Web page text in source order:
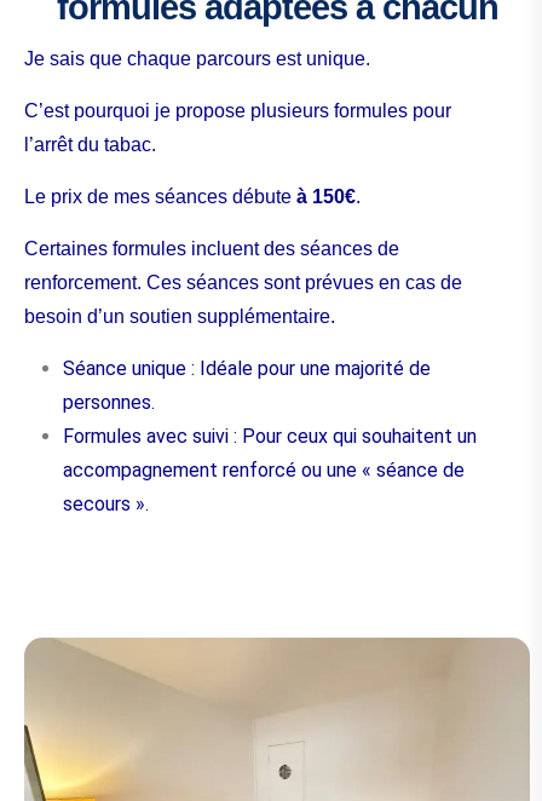
Je sais que chaque parcours est unique.
C’est pourquoi je propose plusieurs formules pour
l’arrêt du tabac.
Le prix de mes séances débute à 150€.
Certaines formules incluent des séances de
renforcement. Ces séances sont prévues en cas de
besoin d’un soutien supplémentaire.
Séance unique : Idéale pour une majorité de
personnes.
Formules avec suivi : Pour ceux qui souhaitent un
accompagnement renforcé ou une « séance de
secours ».